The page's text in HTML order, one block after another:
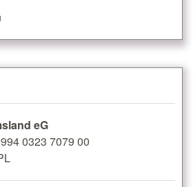
eG
0323 7079 00